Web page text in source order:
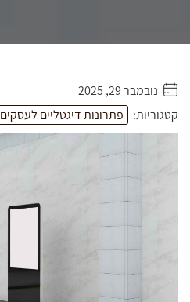
. . . . .נובמבר 29, 2025
קטגוריות:
פתרונות דיגטליים לעסקים